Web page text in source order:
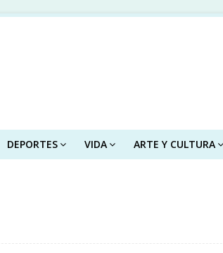
DEPORTES VIDA ARTE Y CULTURA